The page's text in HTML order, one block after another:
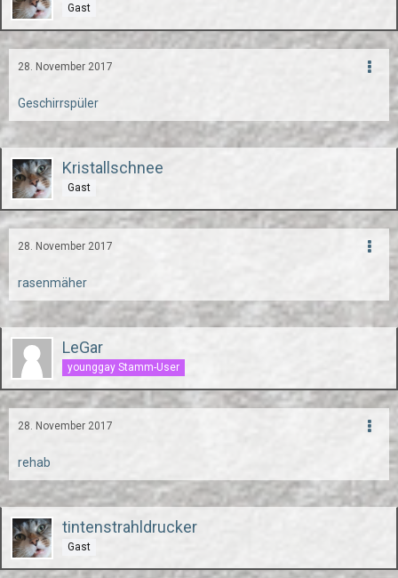
Gast
28. November 2017
Geschirrspüler
Kristallschnee
Gast
28. November 2017
rasenmäher
LeGar
younggay Stamm-User
28. November 2017
rehab
tintenstrahldrucker
Gast